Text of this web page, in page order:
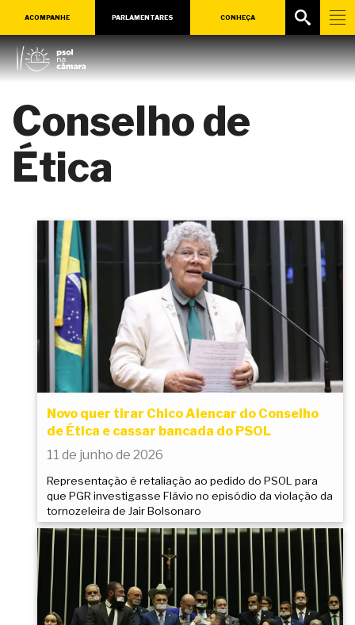
ACOMPANHE PARLAMENTARES CONHEÇA
Conselho de
Ética
Novo quer tirar Chico Alencar do Conselho
de Ética e cassar bancada do PSOL
11 de junho de 2026
Representação é retaliação ao pedido do PSOL para
que PGR investigasse Flávio no episódio da violação da
tornozeleira de Jair Bolsonaro